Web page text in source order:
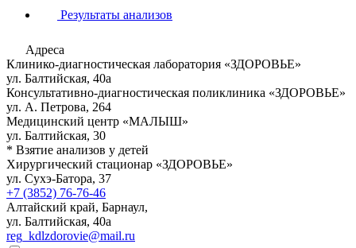
Результаты анализов
Адреса
Клинико-диагностическая лаборатория «ЗДОРОВЬЕ»
ул. Балтийская, 40а
Консультативно-диагностическая поликлиника «ЗДОРОВЬЕ»
ул. А. Петрова, 264
Медицинский центр «МАЛЫШ»
ул. Балтийская, 30
* Взятие анализов у детей
Хирургический стационар «ЗДОРОВЬЕ»
ул. Сухэ-Батора, 37
+7 (3852) 76-76-46
Алтайский край, Барнаул,
ул. Балтийская, 40а
reg_kdlzdorovie@mail.ru